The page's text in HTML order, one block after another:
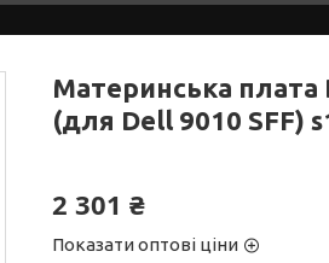
Материнська плата
(для Dell 9010 SFF)
2 301 ₴
Показати оптові ціни